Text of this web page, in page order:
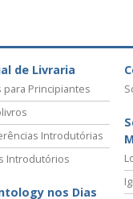
de Livraria
para Principiantes
Introdutórias
Introdutórios
nos Dias